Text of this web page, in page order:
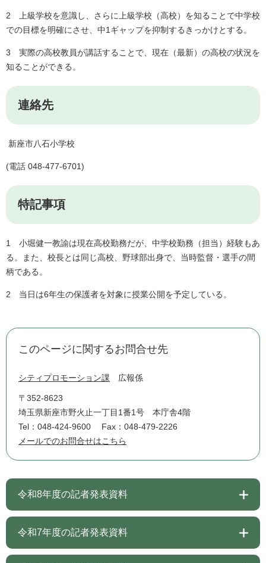
2 上級学校を意識し、さらに上級学校（高校）を知ることで中学校
での目標を明確にさせ、中1ギャップを抑制するきっかけとする。
3 実際の高校教員が講話することで、現在（最新）の高校の状況を
知ることができる。
連絡先
新座市八石小学校
(電話 048-477-6701)
特記事項
1 小堀健一教諭は現在高校勤務だが、中学校勤務（担当）経験もあ
る。また、校長とは同じ高校、野球部出身で、当時監督・選手の間
柄である。
2 当日は6年生の保護者を対象に授業公開を予定している。
このページに関するお問合せ先
シティプロモーション課 広報係
〒352-8623
埼玉県新座市野火止一丁目1番1号 本庁舎4階
Tel：048-424-9600
Fax：048-479-2226
メールでのお問合せはこちら
令和8年度の記者発表資料
令和7年度の記者発表資料